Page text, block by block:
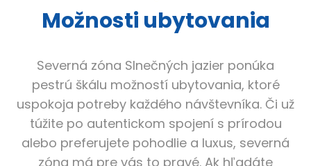
Možnosti ubytovania
Severná zóna Slnečných jazier ponúka
pestrú škálu možností ubytovania, ktoré
uspokoja potreby každého návštevníka. Či už
túžite po autentickom spojení s prírodou
alebo preferujete pohodlie a luxus, severná
zóna má pre vás to pravé. Ak hľadáte